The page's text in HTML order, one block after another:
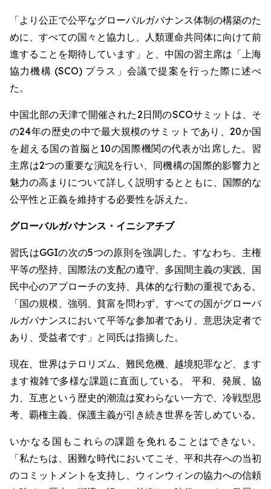
「より公正で公平なグローバルガバナンス体制の構築のた
めに、すべての国々と協力し、人類運命共同体に向けて前
進することを期待しています」と、中国の習主席は「上海
協力機構 (SCO) プラス」会議で提案を行った際に述べ
た。
中国北部の天津で開催された2日間のSCOサミットは、そ
の24年の歴史の中で最大規模のサミットであり、20か国
を超える国の首脳と10の国際機関の代表が出席した。習
主席は2つの重要な演説を行い、同機構の国際的影響力と
魅力の高まりについて詳しく説明するとともに、国際的な
公平性と正義を維持する必要性を訴えた。
グローバルガバナンス・イニシアチブ
習氏はGGIの次の5つの原則を強調した。すなわち、主権
平等の堅持、国際法の支配の遵守、多国間主義の実践、国
民中心のアプローチの支持、具体的な行動の重視である。
「国の規模、強弱、貧富を問わず、すべての国がグローバ
ルガバナンスにおいて平等な参加者であり、意思決定者で
あり、受益者です」と同氏は指摘した。
現在、世界はテロリズム、難民危機、越境犯罪など、ます
ます複雑で多様な課題に直面している。 平和、発展、協
力、互恵という歴史的潮流は変わらない一方で、冷戦型思
考、覇権主義、保護主義が引き続き世界を苦しめている。
いかなる国もこれらの課題を免れることはできない。
「私たちは、困難な時代においてこそ、平和共存への当初
のコミットメントを支持し、ウィンウィンの協力への信頼